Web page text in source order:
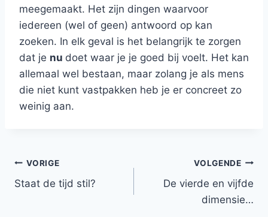
meegemaakt. Het zijn dingen waarvoor
iedereen (wel of geen) antwoord op kan
zoeken. In elk geval is het belangrijk te zorgen
dat je nu doet waar je je goed bij voelt. Het kan
allemaal wel bestaan, maar zolang je als mens
die niet kunt vastpakken heb je er concreet zo
weinig aan.
Bericht
navigatie
VORIGE
Staat de tijd stil?
VOLGENDE
De vierde en vijfde
dimensie…